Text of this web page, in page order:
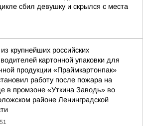
сбил девушку и скрылся с места
крупнейших российских
картонной упаковки для
продукции «Праймкартонпак»
работу после пожара на
в промзоне «Уткина Заводь» во
районе Ленинградской